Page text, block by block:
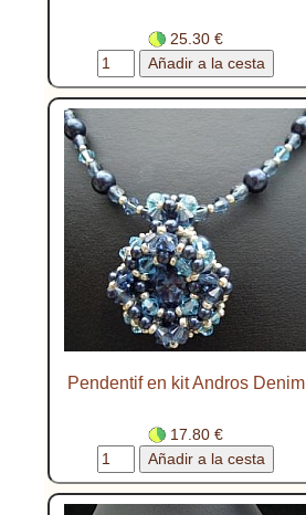
25.30 €
Pendentif en kit Andros Denim
17.80 €